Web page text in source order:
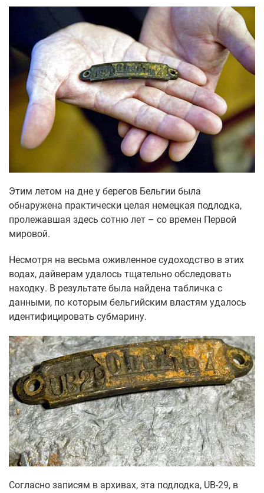
Этим летом на дне у берегов Бельгии была
обнаружена практически целая немецкая подлодка,
пролежавшая здесь сотню лет – со времен Первой
мировой.
Несмотря на весьма оживленное судоходство в этих
водах, дайверам удалось тщательно обследовать
находку. В результате была найдена табличка с
данными, по которым бельгийским властям удалось
идентифицировать субмарину.
Согласно записям в архивах, эта подлодка, UB-29, в